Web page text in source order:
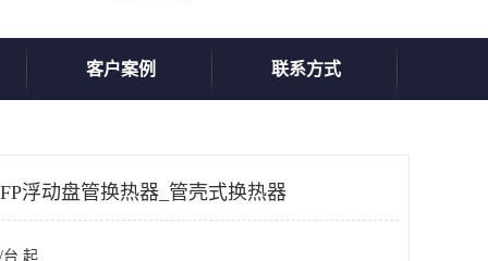
客户案例 联系方式
浮动盘管换热器_管壳式换热器
台 起